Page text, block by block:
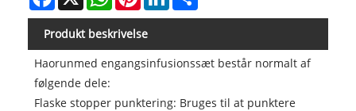
Produkt beskrivelse
Haorunmed engangsinfusionssæt består normalt af
følgende dele:
Flaske stopper punktering: Bruges til at punktere